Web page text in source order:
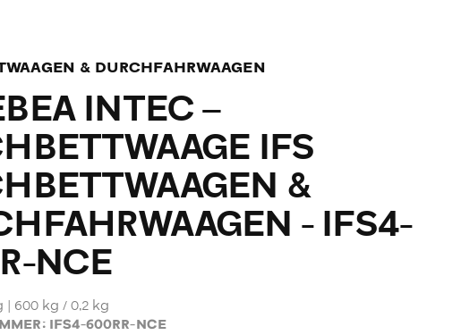
& DURCHFAHRWAAGEN
INTEC –
IFS
&
- IFS4-
NCE
| 600 kg / 0,2 kg
IFS4-600RR-NCE